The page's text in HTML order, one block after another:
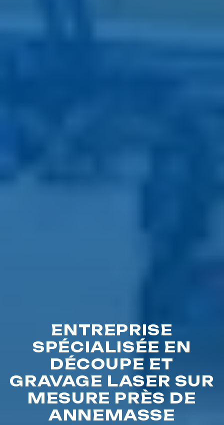
ENTREPRISE
SPÉCIALISÉE EN
DÉCOUPE ET
GRAVAGE LASER SUR
MESURE PRÈS DE
ANNEMASSE